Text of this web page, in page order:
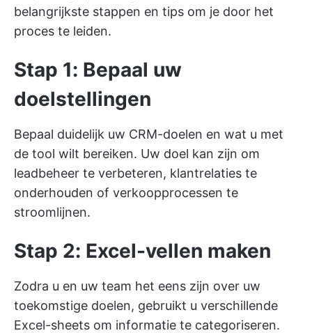
belangrijkste stappen en tips om je door het
proces te leiden.
Stap 1: Bepaal uw
doelstellingen
Bepaal duidelijk uw CRM-doelen en wat u met
de tool wilt bereiken. Uw doel kan zijn om
leadbeheer te verbeteren, klantrelaties te
onderhouden of verkoopprocessen te
stroomlijnen.
Stap 2: Excel-vellen maken
Zodra u en uw team het eens zijn over uw
toekomstige doelen, gebruikt u verschillende
Excel-sheets om informatie te categoriseren.